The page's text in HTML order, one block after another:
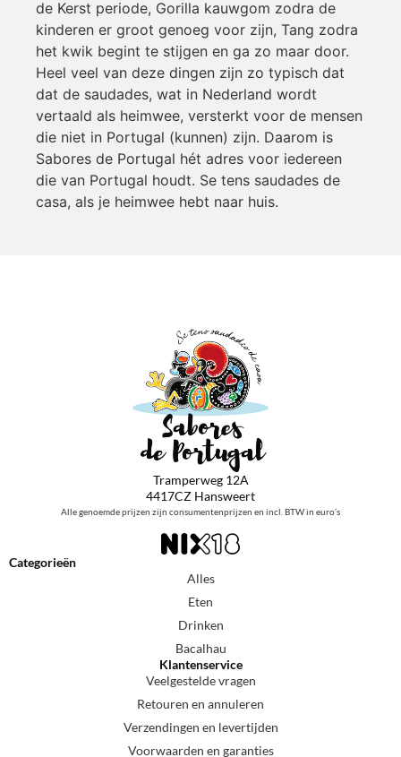
de Kerst periode, Gorilla kauwgom zodra de
kinderen er groot genoeg voor zijn, Tang zodra
het kwik begint te stijgen en ga zo maar door.
Heel veel van deze dingen zijn zo typisch dat
dat de saudades, wat in Nederland wordt
vertaald als heimwee, versterkt voor de mensen
die niet in Portugal (kunnen) zijn. Daarom is
Sabores de Portugal hét adres voor iedereen
die van Portugal houdt. Se tens saudades de
casa, als je heimwee hebt naar huis.
Tramperweg 12A
4417CZ Hansweert
Alle genoemde prijzen zijn consumentenprijzen en incl. BTW in euro’s
Categorieën
Alles
Eten
Drinken
Bacalhau
Klantenservice
Veelgestelde vragen
Retouren en annuleren
Verzendingen en levertijden
Voorwaarden en garanties